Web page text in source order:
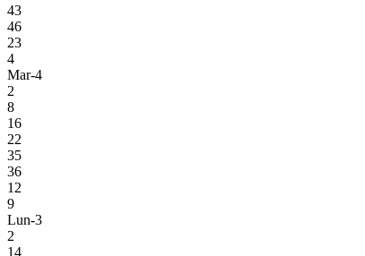
43
46
23
4
Mar-4
2
8
16
22
35
36
12
9
Lun-3
2
14